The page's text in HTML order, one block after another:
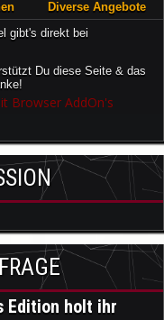
Diverse Angebote
gibt's direkt bei
Du diese Seite & das
Browser AddOn's
Edition holt ihr